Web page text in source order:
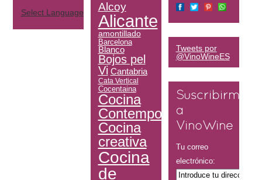
Select Language Alcoy
Alicante
amontillado
Barcelona
Blanco
Bojos pel
Vi Cantabria
Cata Vertical
Cocentaina
Cocina
Contemporánea
Cocina
creativa
Cocina
de
Tweets por
@VinoWineES
Suscribirme
a
VinoWine
Tu correo
electrónico: